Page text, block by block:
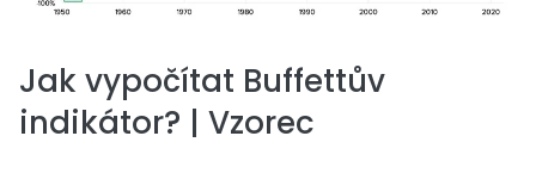
Jak vypočítat Buffettův
indikátor? | Vzorec